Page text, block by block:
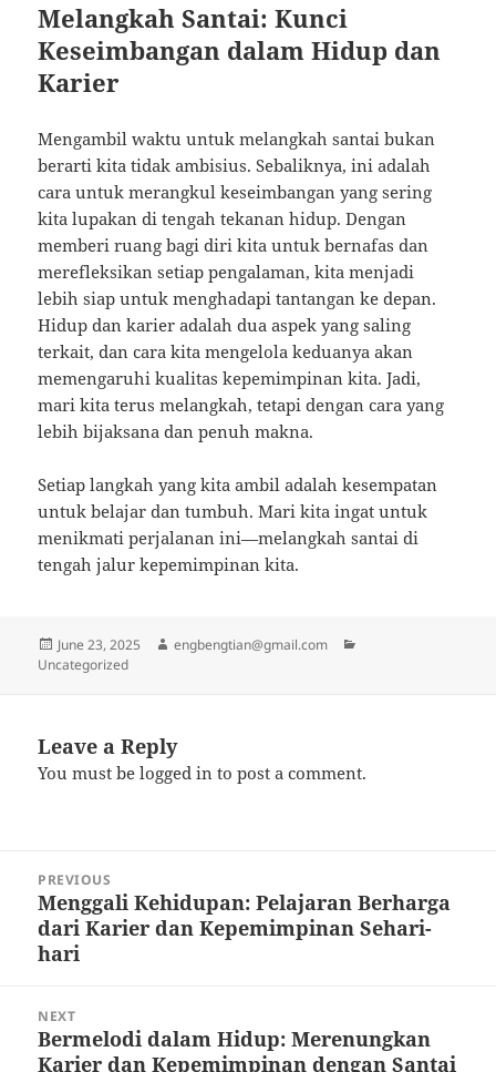
Melangkah Santai: Kunci
Keseimbangan dalam Hidup dan
Karier
Mengambil waktu untuk melangkah santai bukan
berarti kita tidak ambisius. Sebaliknya, ini adalah
cara untuk merangkul keseimbangan yang sering
kita lupakan di tengah tekanan hidup. Dengan
memberi ruang bagi diri kita untuk bernafas dan
merefleksikan setiap pengalaman, kita menjadi
lebih siap untuk menghadapi tantangan ke depan.
Hidup dan karier adalah dua aspek yang saling
terkait, dan cara kita mengelola keduanya akan
memengaruhi kualitas kepemimpinan kita. Jadi,
mari kita terus melangkah, tetapi dengan cara yang
lebih bijaksana dan penuh makna.
Setiap langkah yang kita ambil adalah kesempatan
untuk belajar dan tumbuh. Mari kita ingat untuk
menikmati perjalanan ini—melangkah santai di
tengah jalur kepemimpinan kita.
Posted
on
June 23, 2025 Author
engbengtian@gmail.com
Uncategorized
Leave a Reply
You must belogged in to post a comment.
navigation
PREVIOUS
Previous
post:
Menggali Kehidupan: Pelajaran Berharga
dari Karier dan Kepemimpinan Sehari-
hari
NEXT
Next
post:
Bermelodi dalam Hidup: Merenungkan
Karier dan Kepemimpinan dengan Santai